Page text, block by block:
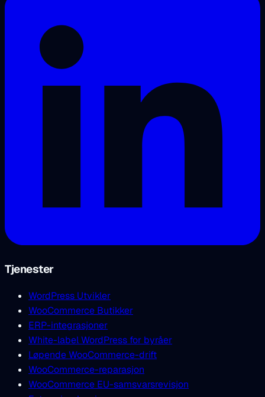
Tjenester
WordPress Utvikler
WooCommerce Butikker
ERP-integrasjoner
White-label WordPress for byråer
Løpende WooCommerce-drift
WooCommerce-reparasjon
WooCommerce EU-samsvarsrevisjon